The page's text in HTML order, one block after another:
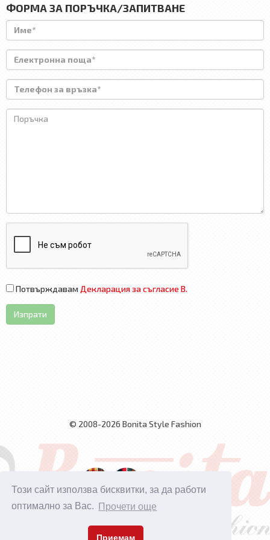
Този сайт използва бисквитки, за да работи
оптимално за Вас.
Прочети още
Приемам
ФОРМА ЗА ПОРЪЧКА/ЗАПИТВАНЕ
Потвърждавам Декларация за съгласие В.
Изпрати
© 2008-2026 Bonita Style Fashion